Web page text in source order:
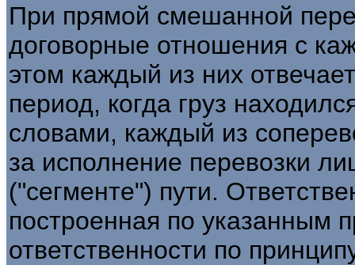
При прямой смешанной
договорные отношения с
этом каждый из них
период, когда груз
словами, каждый из
за исполнение перевозки
("сегменте") пути.
построенная по указанным
ответственности по